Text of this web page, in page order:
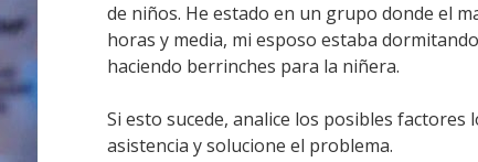
de niños. He estado en un grupo donde el
horas y media, mi esposo estaba
haciendo berrinches para la niñera.
Si esto sucede, analice los posibles
asistencia y solucione el problema.